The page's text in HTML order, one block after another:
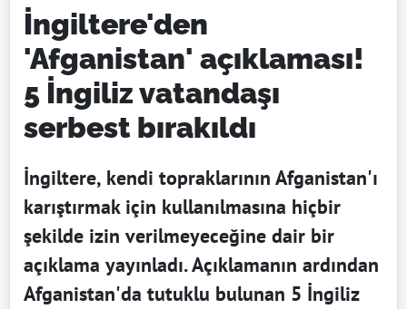
İngiltere'den
'Afganistan' açıklaması!
5 İngiliz vatandaşı
serbest bırakıldı
İngiltere, kendi topraklarının Afganistan'ı
karıştırmak için kullanılmasına hiçbir
şekilde izin verilmeyeceğine dair bir
açıklama yayınladı. Açıklamanın ardından
Afganistan'da tutuklu bulunan 5 İngiliz